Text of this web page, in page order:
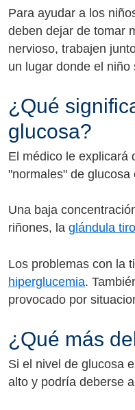
Para ayudar a los
deben dejar de tomar
nervioso, trabajen
un lugar donde el
¿Qué
glucosa?
El médico le explicará
"normales" de
Una baja
riñones, la glándula
Los problemas con la
hiperglucemia.
provocado por
¿Qué más
Si el nivel de glucosa
alto y podría deberse